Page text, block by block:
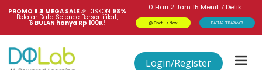
PROMO 8.8 MEGA SALE 🎉 DISKON 98%
Belajar Data Science Bersertifikat,
6 BULAN hanya Rp 100K!
0 Hari 2 Jam 15 Menit7 Detik
Chat Us Now DAFTAR SEKARANG!
Login/Register